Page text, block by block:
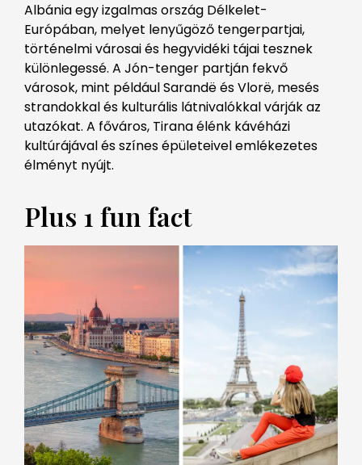
Albánia egy izgalmas ország Délkelet-
Európában, melyet lenyűgöző tengerpartjai,
történelmi városai és hegyvidéki tájai tesznek
különlegessé. A Jón-tenger partján fekvő
városok, mint például Sarandë és Vlorë, mesés
strandokkal és kulturális látnivalókkal várják az
utazókat. A főváros, Tirana élénk kávéházi
kultúrájával és színes épületeivel emlékezetes
élményt nyújt.
Plus 1 fun fact